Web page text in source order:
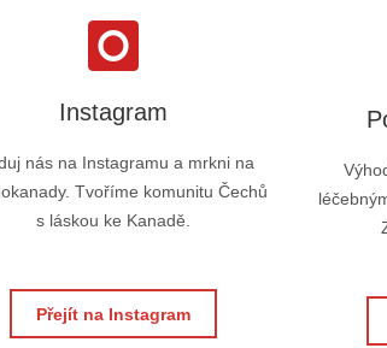
Instagram
nás na Instagramu a mrkni na
Tvoříme komunitu Čechů
s láskou ke Kanadě.
Přejít na Instagram